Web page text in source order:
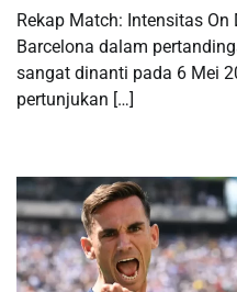
Rekap Match: Intensitas
Barcelona dalam
sangat dinanti pada 6 Mei
pertunjukan […]